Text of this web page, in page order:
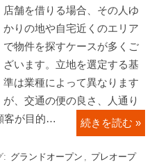
店舗を借りる場合、その人ゆ
かりの地や自宅近くのエリア
で物件を探すケースが多くご
ざいます。立地を選定する基
準は業種によって異なります
が、交通の便の良さ、人通り
客が目的…
続きを読む »
: グランドオープン , プレオープ